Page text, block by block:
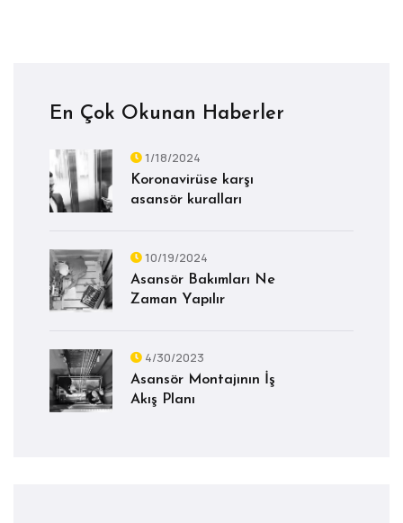
En Çok Okunan Haberler
1/18/2024
Koronavirüse karşı
asansör kuralları
10/19/2024
Asansör Bakımları Ne
Zaman Yapılır
4/30/2023
Asansör Montajının İş
Akış Planı